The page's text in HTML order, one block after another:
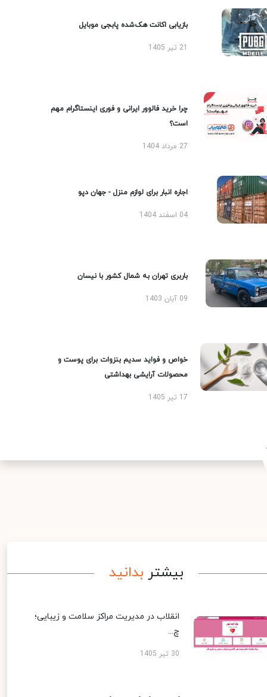
بازیابی اکانت هک‌شده پابجی موبایل
چرا خرید فالوور ایرانی و فوری اینستاگرام مهم
است؟
27 مرداد 1404
اجاره انبار برای لوازم منزل - جهان دپو
04 اسفند 1404
باربری تهران به شمال کشور با نیسان
09 آبان 1403
خواص و فواید سدیم بنزوات برای پوست و
محصولات آرایشی بهداشتی
17 تیر 1405
بیشتر بدانید
انقلاب در مدیریت مراکز سلامت و زیبایی؛
چ...
30 تیر 1405